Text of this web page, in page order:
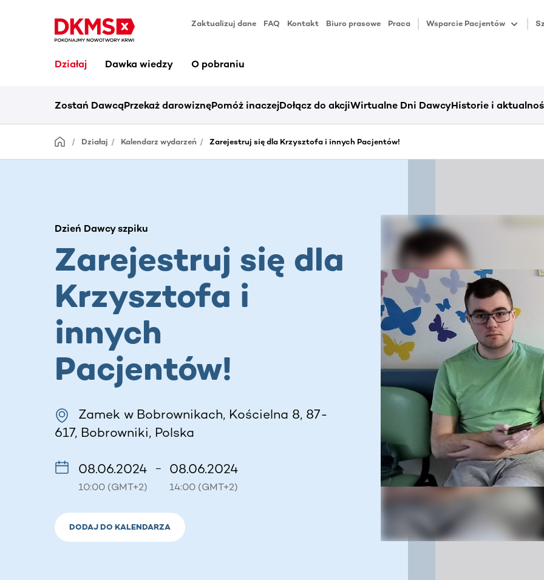
Zaktualizuj dane FAQ Kontakt Biuro prasowe Praca Wsparcie Pacjentów
Działaj Dawka wiedzy O pobraniu
Zostań DawcąPrzekaż darowiznęPomóż inaczejDołącz do akcjiWirtualne Dni DawcyHistorie i
Działaj Kalendarz wydarzeń Zarejestruj się dla Krzysztofa i innych Pacjentów!
Dzień Dawcy szpiku
Zarejestruj się dla
Krzysztofa i
innych
Pacjentów!
Zamek w Bobrownikach, Kościelna 8, 87-
617, Bobrowniki, Polska
08.06.2024
10:00 (GMT+2)
– 08.06.2024
14:00 (GMT+2)
DODAJ DO KALENDARZA